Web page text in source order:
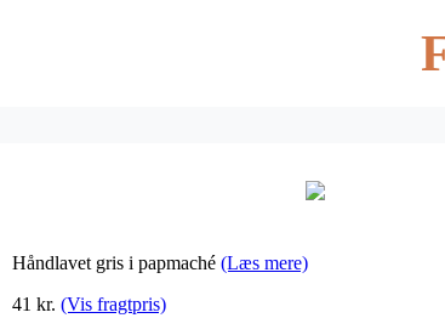
Håndlavet gris i papmaché (Læs mere)
41 kr. (Vis fragtpris)